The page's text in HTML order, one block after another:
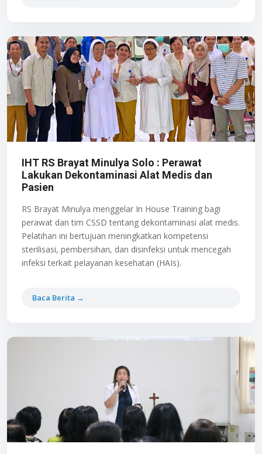
IHT RS Brayat Minulya Solo : Perawat
Lakukan Dekontaminasi Alat Medis dan
Pasien
RS Brayat Minulya menggelar In House Training bagi
perawat dan tim CSSD tentang dekontaminasi alat medis.
Pelatihan ini bertujuan meningkatkan kompetensi
sterilisasi, pembersihan, dan disinfeksi untuk mencegah
infeksi terkait pelayanan kesehatan (HAIs).
Baca Berita →